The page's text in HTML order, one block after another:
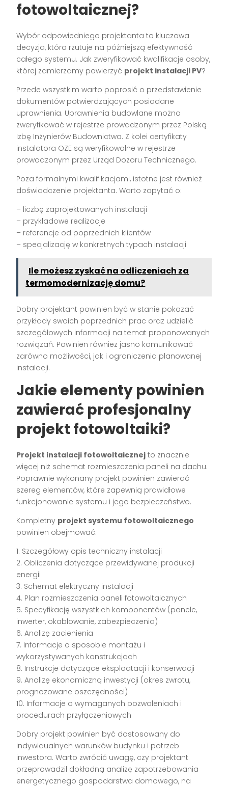
fotowoltaicznej?
Wybór odpowiedniego projektanta to kluczowa
decyzja, która rzutuje na późniejszą efektywność
całego systemu. Jak zweryfikować kwalifikacje osoby,
której zamierzamy powierzyć projekt instalacji PV?
Przede wszystkim warto poprosić o przedstawienie
dokumentów potwierdzających posiadane
uprawnienia. Uprawnienia budowlane można
zweryfikować w rejestrze prowadzonym przez Polską
Izbę Inżynierów Budownictwa. Z kolei certyfikaty
instalatora OZE są weryfikowalne w rejestrze
prowadzonym przez Urząd Dozoru Technicznego.
Poza formalnymi kwalifikacjami, istotne jest również
doświadczenie projektanta. Warto zapytać o:
– liczbę zaprojektowanych instalacji
– przykładowe realizacje
– referencje od poprzednich klientów
– specjalizację w konkretnych typach instalacji
Ile możesz zyskać na odliczeniach za
termomodernizację domu?
Dobry projektant powinien być w stanie pokazać
przykłady swoich poprzednich prac oraz udzielić
szczegółowych informacji na temat proponowanych
rozwiązań. Powinien również jasno komunikować
zarówno możliwości, jak i ograniczenia planowanej
instalacji.
Jakie elementy powinien
zawierać profesjonalny
projekt fotowoltaiki?
Projekt instalacji fotowoltaicznej to znacznie
więcej niż schemat rozmieszczenia paneli na dachu.
Poprawnie wykonany projekt powinien zawierać
szereg elementów, które zapewnią prawidłowe
funkcjonowanie systemu i jego bezpieczeństwo.
Kompletny projekt systemu fotowoltaicznego
powinien obejmować:
1. Szczegółowy opis techniczny instalacji
2. Obliczenia dotyczące przewidywanej produkcji
energii
3. Schemat elektryczny instalacji
4. Plan rozmieszczenia paneli fotowoltaicznych
5. Specyfikację wszystkich komponentów (panele,
inwerter, okablowanie, zabezpieczenia)
6. Analizę zacienienia
7. Informacje o sposobie montażu i
wykorzystywanych konstrukcjach
8. Instrukcje dotyczące eksploatacji i konserwacji
9. Analizę ekonomiczną inwestycji (okres zwrotu,
prognozowane oszczędności)
10. Informacje o wymaganych pozwoleniach i
procedurach przyłączeniowych
Dobry projekt powinien być dostosowany do
indywidualnych warunków budynku i potrzeb
inwestora. Warto zwrócić uwagę, czy projektant
przeprowadził dokładną analizę zapotrzebowania
energetycznego gospodarstwa domowego, na